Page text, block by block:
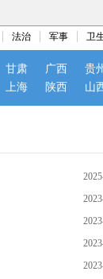
法治 军事 卫
甘肃 广西 贵
上海 陕西 山